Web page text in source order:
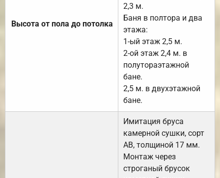
Высота от пола до потолка
2,3 м.
Баня в полтора и два
этажа:
1-ый этаж 2,5 м.
2-ой этаж 2,4 м. в
полутораэтажной
бане.
2,5 м. в двухэтажной
бане.
Имитация бруса
камерной сушки, сорт
АВ, толщиной 17 мм.
Монтаж через
строганый брусок